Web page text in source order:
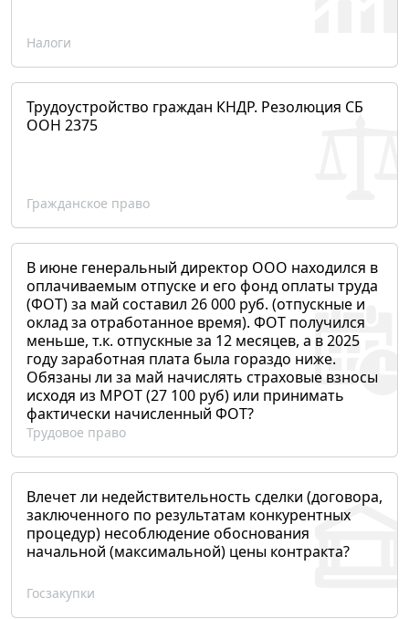
Налоги
Трудоустройство граждан КНДР. Резолюция СБ
ООН 2375
Гражданское право
В июне генеральный директор ООО находился в
оплачиваемым отпуске и его фонд оплаты труда
(ФОТ) за май составил 26 000 руб. (отпускные и
оклад за отработанное время). ФОТ получился
меньше, т.к. отпускные за 12 месяцев, а в 2025
году заработная плата была гораздо ниже.
Обязаны ли за май начислять страховые взносы
исходя из МРОТ (27 100 руб) или принимать
фактически начисленный ФОТ?
Трудовое право
Влечет ли недействительность сделки (договора,
заключенного по результатам конкурентных
процедур) несоблюдение обоснования
начальной (максимальной) цены контракта?
Госзакупки